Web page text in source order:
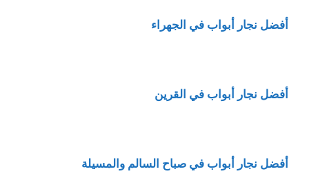
أفضل نجار أبواب في الجهراء
أفضل نجار أبواب في القرين
أفضل نجار أبواب في صباح السالم والمسيلة